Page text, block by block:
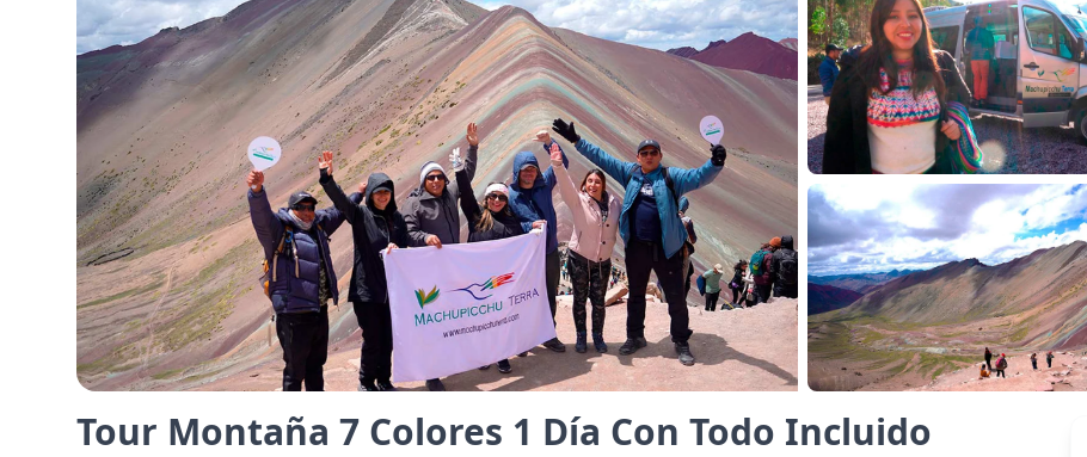
Tour Montaña 7 Colores 1 Día Con Todo Incluido